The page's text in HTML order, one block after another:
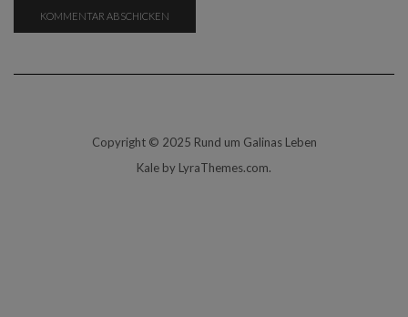
Copyright © 2025 Rund um Galinas Leben
Kale by LyraThemes.com.